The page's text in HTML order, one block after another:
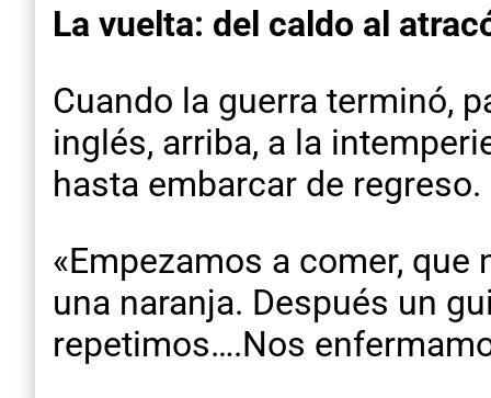
La vuelta: del caldo al
Cuando la guerra terminó,
inglés, arriba, a la
hasta embarcar de regreso.
«Empezamos a comer,
una naranja. Después un
repetimos….Nos